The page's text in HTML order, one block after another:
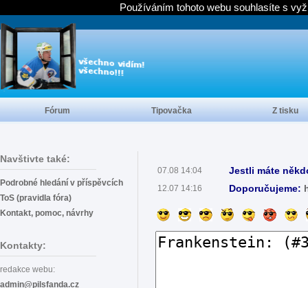
Navštivte také:
Podrobné hledání v příspěvcích
ToS (pravidla fóra)
Kontakt, pomoc, návrhy
Kontakty:
redakce webu:
admin@pilsfanda.cz
07.08 14:04 Jestli máte
12.07 14:16 Doporučujeme:
Fórum Tipovačka Z tisku
Používáním tohoto webu souhlasíte s